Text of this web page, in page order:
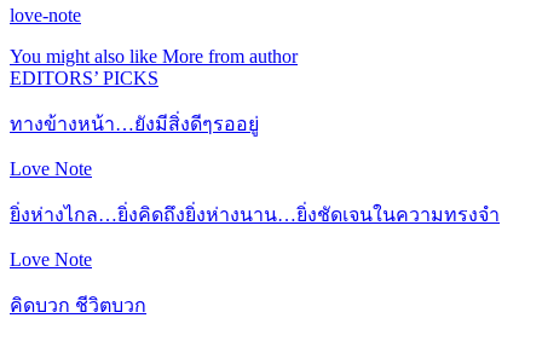
love-note
You might also like More from author
EDITORS’ PICKS
ทางข้างหน้า…ยังมีสิ่งดีๆรออยู่
Love Note
ยิ่งห่างไกล…ยิ่งคิดถึงยิ่งห่างนาน…ยิ่งชัดเจนในความทรงจำ
Love Note
คิดบวก ชีวิตบวก